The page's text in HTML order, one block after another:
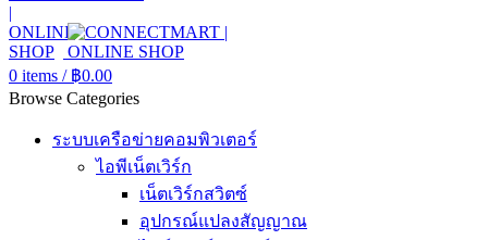
0 items / ฿0.00
Browse Categories
ระบบเครือข่ายคอมพิวเตอร์
ไอพีเน็ตเวิร์ก
เน็ตเวิร์กสวิตซ์
อุปกรณ์แปลงสัญญาณ